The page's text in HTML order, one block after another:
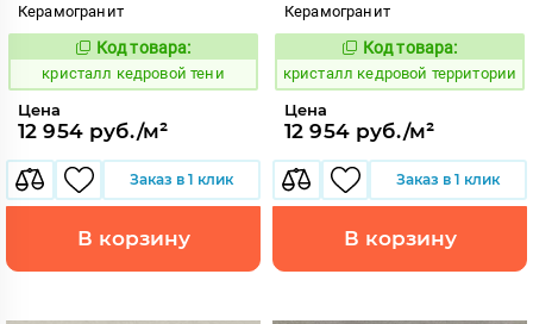
Керамогранит
817353
Код товара:
кристалл кедровой тени
Цена
12 954 руб./м²
Заказ в 1 клик
В корзину
Керамогранит
817354
Код товара:
кристалл кедровой территории
Цена
12 954 руб./м²
Заказ в 1 клик
В корзину